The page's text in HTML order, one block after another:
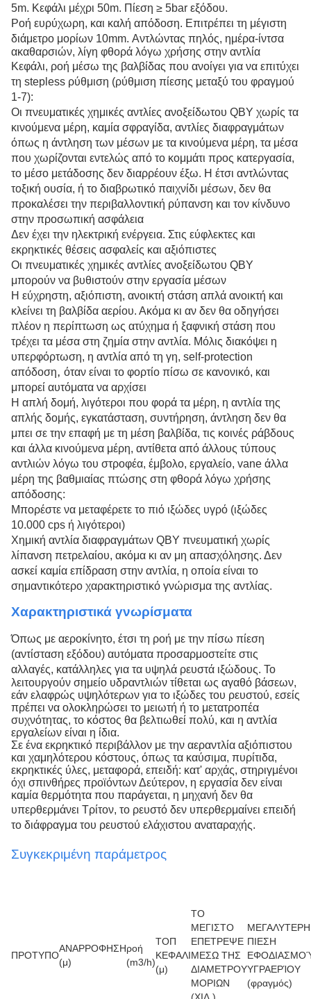
5m. Κεφάλι μέχρι 50m. Πίεση ≥ 5bar εξόδου.
Ροή ευρύχωρη, και καλή απόδοση. Επιτρέπει τη μέγιστη
διάμετρο μορίων 10mm. Αντλώντας πηλός, ημέρα-ίντσα
ακαθαρσιών, λίγη φθορά λόγω χρήσης στην αντλία
Κεφάλι, ροή μέσω της βαλβίδας που ανοίγει για να επιτύχει
τη stepless ρύθμιση (ρύθμιση πίεσης μεταξύ του φραγμού
1-7):
Οι πνευματικές χημικές αντλίες ανοξείδωτου QBY χωρίς τα
κινούμενα μέρη, καμία σφραγίδα, αντλίες διαφραγμάτων
όπως η άντληση των μέσων με τα κινούμενα μέρη, τα μέσα
που χωρίζονται εντελώς από το κομμάτι προς κατεργασία,
το μέσο μετάδοσης δεν διαρρέουν έξω. Η έτσι αντλώντας
τοξική ουσία, ή το διαβρωτικό παιχνίδι μέσων, δεν θα
προκαλέσει την περιβαλλοντική ρύπανση και τον κίνδυνο
στην προσωπική ασφάλεια
Δεν έχει την ηλεκτρική ενέργεια. Στις εύφλεκτες και
εκρηκτικές θέσεις ασφαλείς και αξιόπιστες
Οι πνευματικές χημικές αντλίες ανοξείδωτου QBY
μπορούν να βυθιστούν στην εργασία μέσων
Η εύχρηστη, αξιόπιστη, ανοικτή στάση απλά ανοικτή και
κλείνει τη βαλβίδα αερίου. Ακόμα κι αν δεν θα οδηγήσει
πλέον η περίπτωση ως ατύχημα ή ξαφνική στάση που
τρέχει τα μέσα στη ζημία στην αντλία. Μόλις διακόψει η
υπερφόρτωση, η αντλία από τη γη, self-protection
απόδοση, όταν είναι το φορτίο πίσω σε κανονικό, και
μπορεί αυτόματα να αρχίσει
Η απλή δομή, λιγότεροι που φορά τα μέρη, η αντλία της
απλής δομής, εγκατάσταση, συντήρηση, άντληση δεν θα
μπει σε την επαφή με τη μέση βαλβίδα, τις κοινές ράβδους
και άλλα κινούμενα μέρη, αντίθετα από άλλους τύπους
αντλιών λόγω του στροφέα, έμβολο, εργαλείο, vane άλλα
μέρη της βαθμιαίας πτώσης στη φθορά λόγω χρήσης
απόδοσης:
Μπορέστε να μεταφέρετε το πιό ιξώδες υγρό (ιξώδες
10.000 cps ή λιγότεροι)
Χημική αντλία διαφραγμάτων QBY πνευματική χωρίς
λίπανση πετρελαίου, ακόμα κι αν μη απασχόλησης. Δεν
ασκεί καμία επίδραση στην αντλία, η οποία είναι το
σημαντικότερο χαρακτηριστικό γνώρισμα της αντλίας.
Χαρακτηριστικά γνωρίσματα
Όπως με αεροκίνητο, έτσι τη ροή με την πίσω πίεση
(αντίσταση εξόδου) αυτόματα προσαρμοστείτε στις
αλλαγές, κατάλληλες για τα υψηλά ρευστά ιξώδους. Το
λειτουργούν σημείο υδραντλιών τίθεται ως αγαθό βάσεων,
εάν ελαφρώς υψηλότερων για το ιξώδες του ρευστού, εσείς
πρέπει να ολοκληρώσει το μειωτή ή το μετατροπέα
συχνότητας, το κόστος θα βελτιωθεί πολύ, και η αντλία
εργαλείων είναι η ίδια.
Σε ένα εκρηκτικό περιβάλλον με την αεραντλία αξιόπιστου
και χαμηλότερου κόστους, όπως τα καύσιμα, πυρίτιδα,
εκρηκτικές ύλες, μεταφορά, επειδή: κατ' αρχάς, στηριγμένοι
όχι σπινθήρες προϊόντων Δεύτερον, η εργασία δεν είναι
καμία θερμότητα που παράγεται, η μηχανή δεν θα
υπερθερμάνει Τρίτον, το ρευστό δεν υπερθερμαίνει επειδή
το διάφραγμα του ρευστού ελάχιστου αναταραχής.
Συγκεκριμένη παράμετρος
ΠΡΟΤΥΠΟ
ΑΝΑΡΡΟΦΗΣΗ
(μ)
ροή
(m3/h)
ΤΟΠ
ΚΕΦΑΛΙ
(μ)
ΤΟ
ΜΕΓΙΣΤΟ
ΕΠΕΤΡΕΨΕ
ΜΕΣΩ ΤΗΣ
ΔΙΑΜΕΤΡΟΥ
ΜΟΡΙΩΝ
ΜΕΓΑΛΥΤΕΡΗ
ΠΙΕΣΗ
ΥΓΡΑΕΡΊΟΥ
(φραγμός)